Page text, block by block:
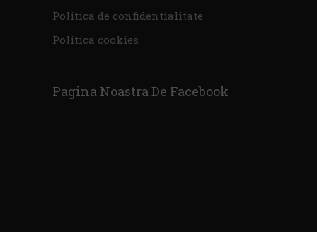
Politica de confidentialitate
Politica cookies
Pagina Noastra De Facebook